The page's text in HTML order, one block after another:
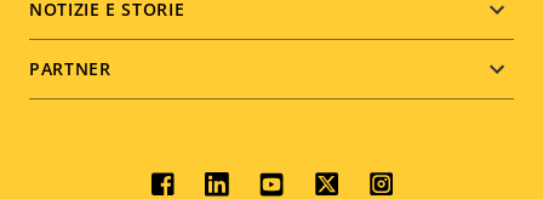
NOTIZIE E STORIE
PARTNER